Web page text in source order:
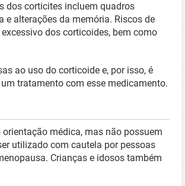
dos corticites incluem quadros
e alterações da memória. Riscos de
dos corticoides, bem como
ao uso do corticoide e, por isso, é
tratamento com esse medicamento.
médica, mas não possuem
utilizado com cautela por pessoas
Crianças e idosos também